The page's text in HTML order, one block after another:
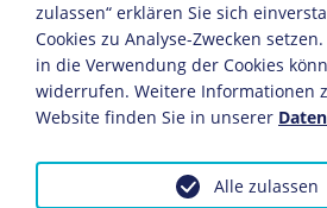
zulassen“ erklären Sie sich
Cookies zu Analyse-Zwecken
in die Verwendung der Cookies
widerrufen. Weitere Informationen
Website finden Sie in unserer
Alle zulassen